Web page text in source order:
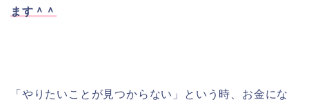
ます＾＾
「やりたいことが見つからない」という時、お金にな